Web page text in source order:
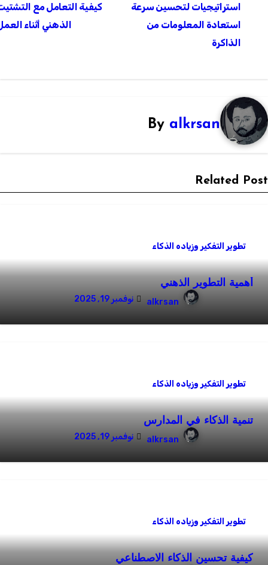
المقالات
استراتيجيات لتحسين سرعة
استعادة المعلومات من
الذاكرة
كيفية التعامل مع
الذهني أثناء
By alkrsan
Related Post
تطوير التفكير وزياده الذكاء
أهمية التطوير الذهني
alkrsan نوفمبر 19, 2025
تطوير التفكير وزياده الذكاء
تنمية الذكاء في المدارس
alkrsan نوفمبر 19, 2025
تطوير التفكير وزياده الذكاء
كيفية تحسين الذكاء الاصطناعي